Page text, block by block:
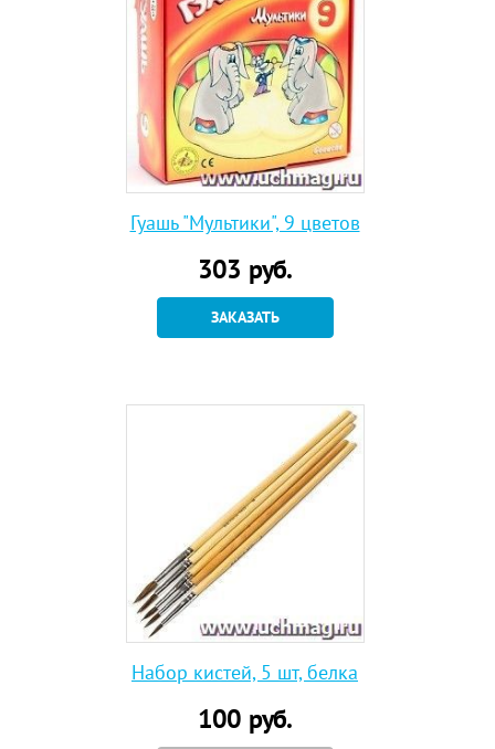
Гуашь "Мультики", 9 цветов
303 руб.
ЗАКАЗАТЬ
Набор кистей, 5 шт, белка
100 руб.